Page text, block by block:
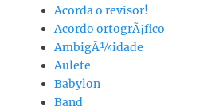
Acorda o revisor!
Acordo ortogrÃ¡fico
AmbigÃ¼idade
Aulete
Babylon
Band